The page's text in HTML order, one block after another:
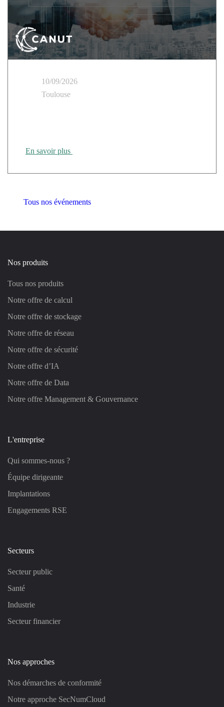
10/09/2026
Toulouse
En savoir plus
Tous nos événements
Nos produits
Tous nos produits
Notre offre de calcul
Notre offre de stockage
Notre offre de réseau
Notre offre de sécurité
Notre offre d’IA
Notre offre de Data
Notre offre Management & Gouvernance
L'entreprise
Qui sommes-nous ?
Équipe dirigeante
Implantations
Engagements RSE
Secteurs
Secteur public
Santé
Industrie
Secteur financier
Nos approches
Nos démarches de conformité
Notre approche SecNumCloud